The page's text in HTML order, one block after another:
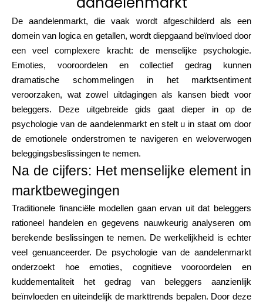
Merkselectie
Rekenmachines
Rondegeschiedenis
Blog
Neem contact op
De aandelenmarkt, die vaak wordt afgeschilderd als een
domein van logica en getallen, wordt diepgaand beïnvloed door
een veel complexere kracht: de menselijke psychologie.
Emoties, vooroordelen en collectief gedrag kunnen
dramatische schommelingen in het marktsentiment
veroorzaken, wat zowel uitdagingen als kansen biedt voor
beleggers. Deze uitgebreide gids gaat dieper in op de
psychologie van de aandelenmarkt en stelt u in staat om door
de emotionele onderstromen te navigeren en weloverwogen
beleggingsbeslissingen te nemen.
Na de cijfers: Het menselijke element in
marktbewegingen
Traditionele financiële modellen gaan ervan uit dat beleggers
rationeel handelen en gegevens nauwkeurig analyseren om
berekende beslissingen te nemen. De werkelijkheid is echter
veel genuanceerder. De psychologie van de aandelenmarkt
onderzoekt hoe emoties, cognitieve vooroordelen en
kuddementaliteit het gedrag van beleggers aanzienlijk
beïnvloeden en uiteindelijk de markttrends bepalen. Door deze